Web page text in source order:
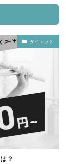
ダイエット
？